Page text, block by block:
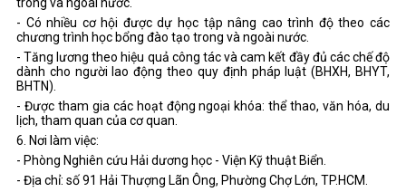
- Có nhiều cơ hội được dự học tập nâng cao trình độ theo các
chương trình học bổng đào tạo trong và ngoài nước.
- Tăng lương theo hiệu quả công tác và cam kết đầy đủ các chế độ
dành cho người lao động theo quy định pháp luật (BHXH, BHYT,
BHTN).
- Được tham gia các hoạt động ngoại khóa: thể thao, văn hóa, du
lịch, tham quan của cơ quan.
6. Nơi làm việc:
- Phòng Nghiên cứu Hải dương học - Viện Kỹ thuật Biển.
- Địa chỉ: số 91 Hải Thượng Lãn Ông, Phường Chợ Lớn, TP.HCM.